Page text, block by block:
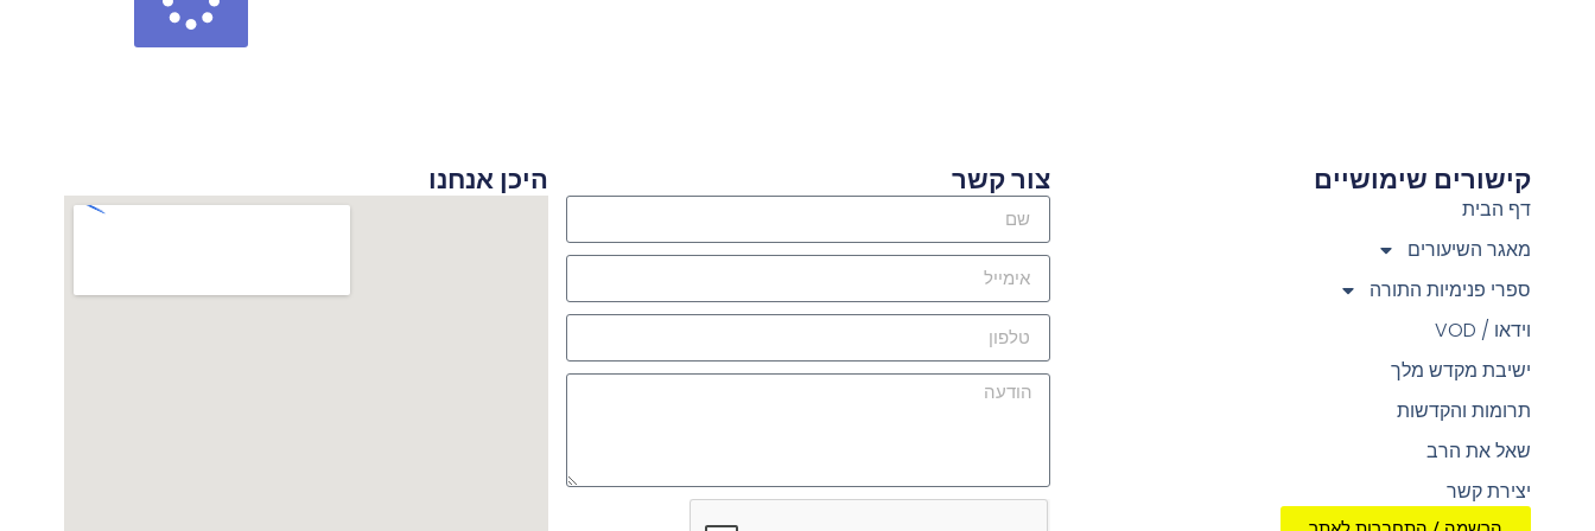
קישורים שימושיים
דף הבית
מאגר השיעורים
ספרי פנימיות התורה
וידאו / VOD
ישיבת מקדש מלך
תרומות והקדשות
שאל את הרב
יצירת קשר
צור קשר היכן אנחנו